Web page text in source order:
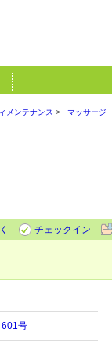
メンテナンス マッサージ
チェックイン
601号